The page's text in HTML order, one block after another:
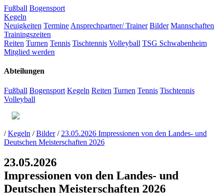
Fußball Bogensport
Kegeln
Neuigkeiten Termine Ansprechpartner/ Trainer Bilder Mannschaften
Trainingszeiten
Reiten Turnen Tennis Tischtennis Volleyball TSG Schwabenheim
Mitglied werden
Abteilungen
Fußball Bogensport Kegeln Reiten Turnen Tennis Tischtennis
Volleyball
/ Kegeln / Bilder / 23.05.2026 Impressionen von den Landes- und
Deutschen Meisterschaften 2026
23.05.2026
Impressionen von den Landes- und
Deutschen Meisterschaften 2026